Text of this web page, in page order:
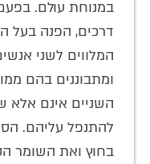
במנוחת עולם.
דרכים, הפנה בעל
המלווים לשני
ומתבוננים בהם
השניים אינם אלא
להתנפל עליהם.
בחוץ ואת השומר